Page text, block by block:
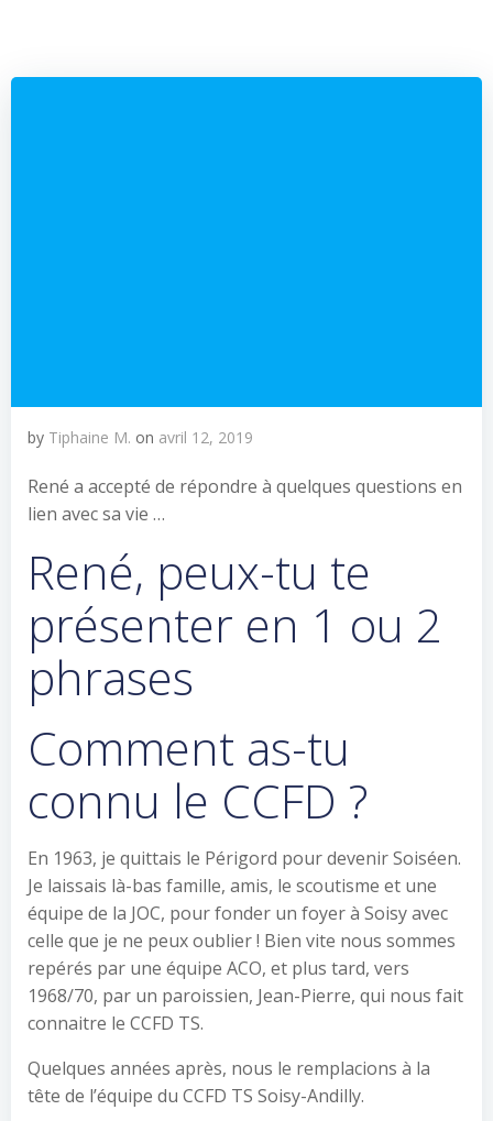
by Tiphaine M. on avril 12, 2019
René a accepté de répondre à quelques questions en
lien avec sa vie …
René, peux-tu te
présenter en 1 ou 2
phrases
Comment as-tu
connu le CCFD ?
En 1963, je quittais le Périgord pour devenir Soiséen.
Je laissais là-bas famille, amis, le scoutisme et une
équipe de la JOC, pour fonder un foyer à Soisy avec
celle que je ne peux oublier ! Bien vite nous sommes
repérés par une équipe ACO, et plus tard, vers
1968/70, par un paroissien, Jean-Pierre, qui nous fait
connaitre le CCFD TS.
Quelques années après, nous le remplacions à la
tête de l’équipe du CCFD TS Soisy-Andilly.